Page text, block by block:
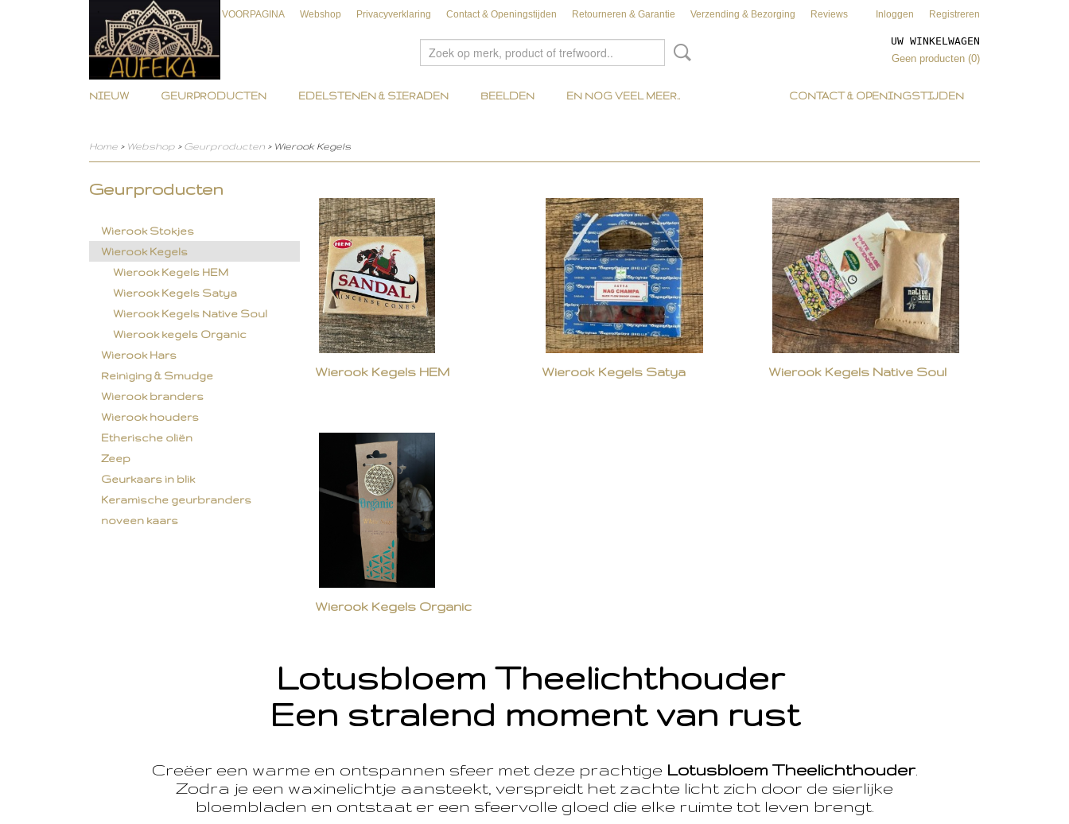
VOORPAGINA Webshop Privacyverklaring Contact & Openingstijden Retourneren & Garantie Verzending & Bezorging Reviews Inloggen Registreren
UW WINKELWAGEN
Geen producten (0)
CONTACT & OPENINGSTIJDEN
NIEUW GEURPRODUCTEN EDELSTENEN & SIERADEN BEELDEN EN NOG VEEL MEER..
Home > Webshop > Geurproducten > Wierook Kegels
Geurproducten
Wierook Stokjes
Wierook Kegels
Wierook Kegels HEM
Wierook Kegels Satya
Wierook Kegels Native Soul
Wierook kegels Organic
Wierook Hars
Reiniging & Smudge
Wierook branders
Wierook houders
Etherische oliën
Zeep
Geurkaars in blik
Keramische geurbranders
noveen kaars
Wierook Kegels HEM Wierook Kegels Satya Wierook Kegels Native Soul
Wierook Kegels Organic
Lotusbloem Theelichthouder
Een stralend moment van rust
Creëer een warme en ontspannen sfeer met deze prachtige Lotusbloem Theelichthouder.
Zodra je een waxinelichtje aansteekt, verspreidt het zachte licht zich door de sierlijke
bloembladen en ontstaat er een sfeervolle gloed die elke ruimte tot leven brengt.